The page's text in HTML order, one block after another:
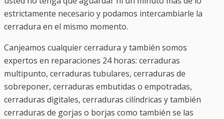
estrictamente necesario y podamos intercambiarle la
cerradura en el mismo momento.
Canjeamos cualquier cerradura y también somos
expertos en reparaciones 24 horas: cerraduras
multipunto, cerraduras tubulares, cerraduras de
sobreponer, cerraduras embutidas o empotradas,
cerraduras digitales, cerraduras cilíndricas y también
cerraduras de gorjas o borjas como también se las